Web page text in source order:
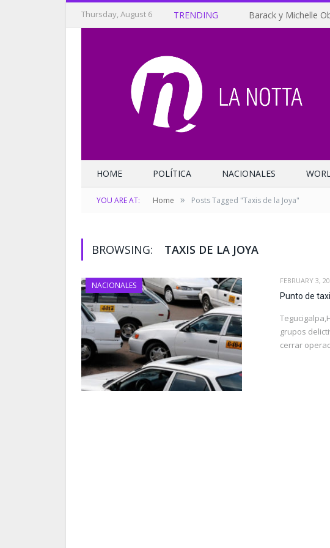
Thursday, August 6 TRENDING Barack y Michelle
HOME POLÍTICA NACIONALES
YOU ARE AT: Home » Posts Tagged "Taxis de la Joya"
BROWSING: TAXIS DE LA JOYA
NACIONALES FEBRUARY 3,
Punto de
grupos
cerrar